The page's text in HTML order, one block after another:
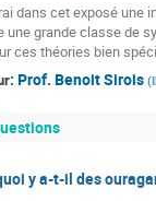
dans cet exposé une
une grande classe de
ces théories bien
: Prof. Benoit Sirois (
y a-t-il des